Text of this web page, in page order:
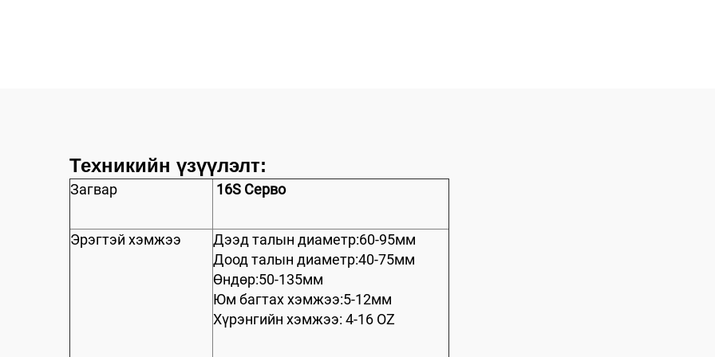
Техникийн үзүүлэлт:
Загвар 16S Серво
Эрэгтэй хэмжээ
Дээд талын диаметр:60-95мм
Доод талын диаметр:40-75мм
Өндөр:50-135мм
Юм багтах хэмжээ:5-12мм
Хүрэнгийн хэмжээ: 4-16 OZ